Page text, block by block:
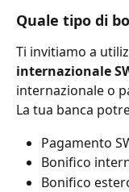
Quale tipo di
Ti invitiamo a
internazionale
internazionale o
La tua banca
Pagamento
Bonifico
Bonifico